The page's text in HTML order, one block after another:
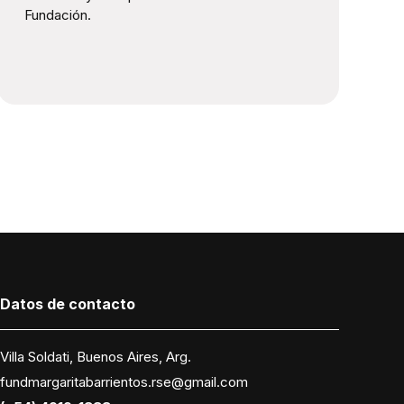
Fundación.
Datos de contacto
Villa Soldati, Buenos Aires, Arg.
fundmargaritabarrientos.rse@gmail.com